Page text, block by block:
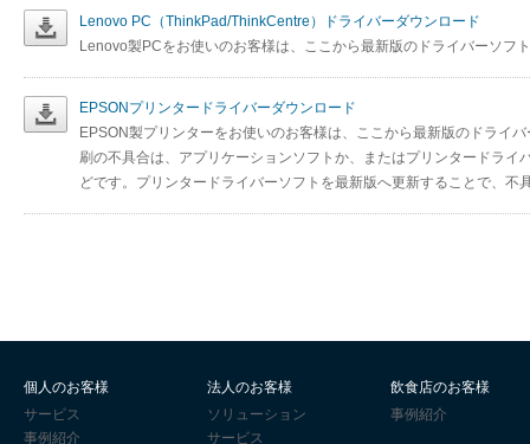
Lenovo PC（ThinkPad/ThinkCentre）ドライバーダウンロード
Lenovo製PCをお使いのお客様は、ここから最新版のドライバーソフ
EPSONプリンタードライバーダウンロード
EPSON製プリンターをお使いのお客様は、ここから最新版のドライ
刷の不具合は、アプリケーションソフトか、またはプリンタードラ
どです。プリンタードライバーソフトを最新版へ更新することで、不
個人のお客様
サービス
事例紹介
法人のお客様
ソリューション
サービス
飲食店のお客様
事例紹介